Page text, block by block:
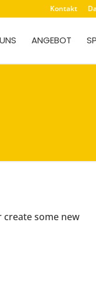
Kontakt
ANGEBOT
some new